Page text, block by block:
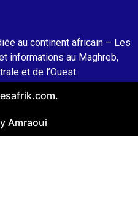
au continent africain – Les
informations au Maghreb,
et de l’Ouest.
Amraoui